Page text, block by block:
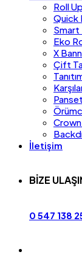
Roll
Quick
Smart
Eko
X
Çift
İletişim
BİZE
0 547 138